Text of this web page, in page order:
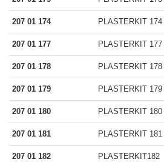
207 01 174 PLASTERKIT 174
207 01 177 PLASTERKIT 177
207 01 178 PLASTERKIT 178
207 01 179 PLASTERKIT 179
207 01 180 PLASTERKIT 180
207 01 181 PLASTERKIT 181
207 01 182 PLASTERKIT182